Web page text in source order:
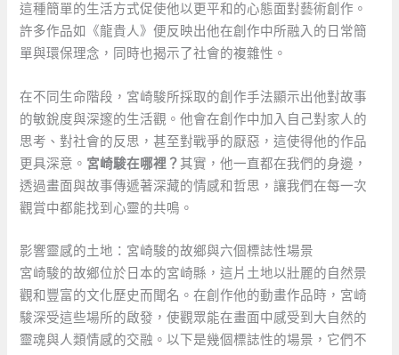
這種簡單的生活方式促使他以更平和的心態面對藝術創作。
許多作品如《龍貴人》便反映出他在創作中所融入的日常簡
單與環保理念，同時也揭示了社會的複雜性。
在不同生命階段，宮崎駿所採取的創作手法顯示出他對故事
的敏銳度與深邃的生活觀。他會在創作中加入自己對家人的
思考、對社會的反思，甚至對戰爭的厭惡，這使得他的作品
更具深意。 宮崎駿在哪裡？其實，他一直都在我們的身邊，
透過畫面與故事傳遞著深藏的情感和哲思，讓我們在每一次
觀賞中都能找到心靈的共鳴。
影響靈感的土地：宮崎駿的故鄉與六個標誌性場景
宮崎駿的故鄉位於日本的宮崎縣，這片土地以壯麗的自然景
觀和豐富的文化歷史而聞名。在創作他的動畫作品時，宮崎
駿深受這些場所的啟發，使觀眾能在畫面中感受到大自然的
靈魂與人類情感的交融。以下是幾個標誌性的場景，它們不